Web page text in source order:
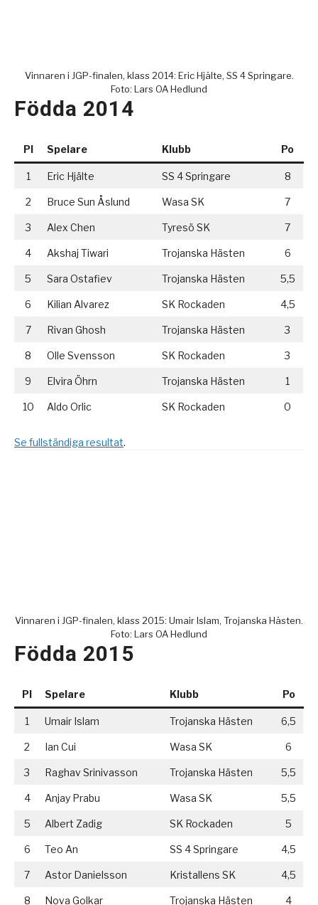
Vinnaren i JGP-finalen, klass 2014: Eric Hjälte, SS 4 Springare.
Foto: Lars OA Hedlund
Födda 2014
Pl Spelare Klubb Po
1 Eric Hjälte SS 4 Springare 8
2 Bruce Sun Åslund Wasa SK 7
3 Alex Chen Tyresö SK 7
4 Akshaj Tiwari Trojanska Hästen 6
5 Sara Ostafiev Trojanska Hästen 5,5
6 Kilian Alvarez SK Rockaden 4,5
7 Rivan Ghosh Trojanska Hästen 3
8 Olle Svensson SK Rockaden 3
9 Elvira Öhrn Trojanska Hästen 1
10 Aldo Orlic SK Rockaden 0
Se fullständiga resultat.
Vinnaren i JGP-finalen, klass 2015: Umair Islam, Trojanska Hästen.
Foto: Lars OA Hedlund
Födda 2015
Pl Spelare Klubb Po
1 Umair Islam Trojanska Hästen 6,5
2 Ian Cui Wasa SK 6
3 Raghav Srinivasson Trojanska Hästen 5,5
4 Anjay Prabu Wasa SK 5,5
5 Albert Zadig SK Rockaden 5
6 Teo An SS 4 Springare 4,5
7 Astor Danielsson Kristallens SK 4,5
8 Nova Golkar Trojanska Hästen 4